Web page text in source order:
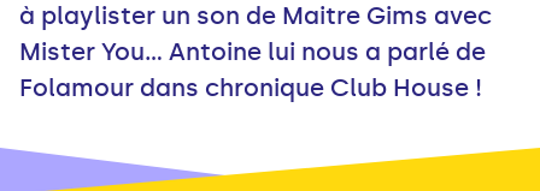
à playlister un son de Maitre Gims avec
Mister You... Antoine lui nous a parlé de
Folamour dans chronique Club House !